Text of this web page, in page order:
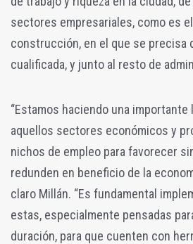
sectores empresariales, como es
construcción, en el que se precisa
cualificada, y junto al resto de
“Estamos haciendo una
aquellos sectores económicos y
nichos de empleo para favorecer
redunden en beneficio de la
claro Millán. “Es fundamental
estas, especialmente pensadas
duración, para que cuenten con